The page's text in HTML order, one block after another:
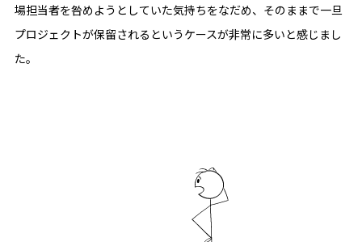
場担当者を咎めようとしていた気持ちをなだめ、そのままで一旦
プロジェクトが保留されるというケースが非常に多いと感じまし
た。